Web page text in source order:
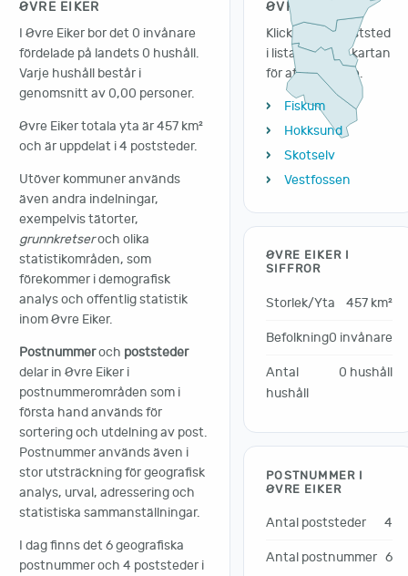
ØVRE EIKER
I Øvre Eiker bor det 0 invånare
fördelade på landets 0 hushåll.
Varje hushåll består i
genomsnitt av 0,00 personer.
Øvre Eiker totala yta är 457 km²
och är uppdelat i 4 poststeder.
Utöver kommuner används
även andra indelningar,
exempelvis tätorter,
grunnkretseroch olika
statistikområden, som
förekommer i demografisk
analys och offentlig statistik
inom Øvre Eiker.
Postnummeroch poststeder
delar in Øvre Eiker i
postnummerområden som i
första hand används för
sortering och utdelning av post.
Postnummer används även i
stor utsträckning för geografisk
analys, urval, adressering och
statistiska sammanställningar.
I dag finns det 6 geografiska
postnummer och 4 poststeder i
ØVRE EIKER
Klicka på en poststed
i listan eller på kartan
för att gå vidare.
Fiskum
Hokksund
Skotselv
Vestfossen
ØVRE EIKER I
SIFFROR
Storlek/Yta 457 km²
Befolkning0 invånare
Antal
hushåll
0 hushåll
POSTNUMMER I
ØVRE EIKER
Antal poststeder 4
Antal postnummer 6